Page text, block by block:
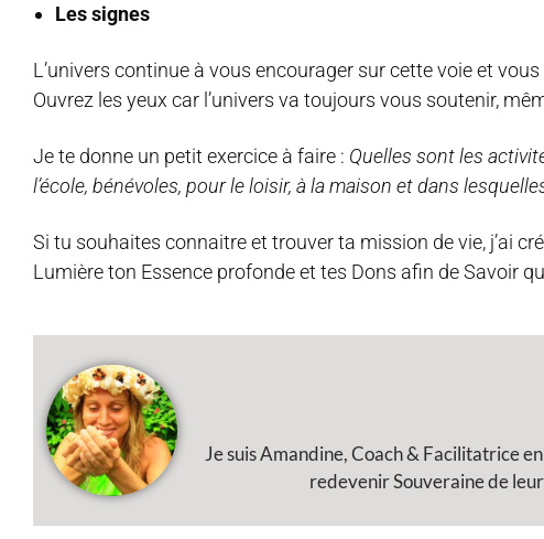
Les signes
L’univers continue à vous encourager sur cette voie et
Ouvrez les yeux car l’univers va toujours vous soutenir,
Je te donne un petit exercice à faire : Quelles sont les
l’école, bénévoles, pour le loisir, à la maison et dans
Si tu souhaites connaitre et trouver ta mission de vie, j’ai
Lumière ton Essence profonde et tes Dons afin de Savoir
Je suis Amandine, Coach & Facilitatrice
redevenir Souveraine de